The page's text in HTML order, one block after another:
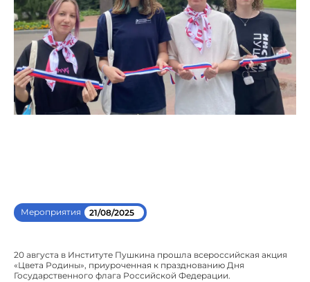
Мероприятия 21/08/2025
20 августа в Институте Пушкина прошла всероссийская акция
«Цвета Родины», приуроченная к празднованию Дня
Государственного флага Российской Федерации.